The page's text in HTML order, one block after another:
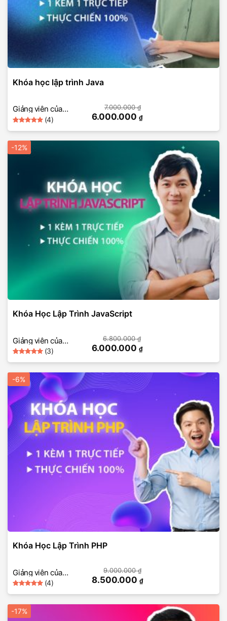
Khóa học lập trình Java
Giảng viên của
SkillMall
based on
customer
ratings
(4)
7.000.000₫
6.000.000 ₫
-12%
Khóa Học Lập Trình JavaScript
Giảng viên của
SkillMall
5
based on
customer
ratings
(3)
6.800.000₫
6.000.000 ₫
-6%
Khóa Học Lập Trình PHP
Giảng viên của
SkillMall
5
based on
customer
ratings
(4)
9.000.000₫
8.500.000 ₫
-17%